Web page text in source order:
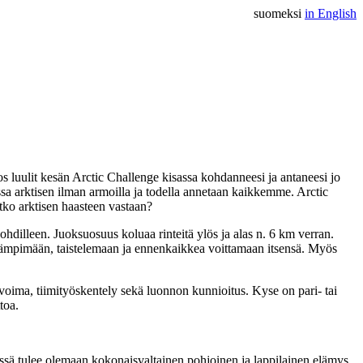
suomeksi in English
luulit kesän Arctic Challenge kisassa kohdanneesi ja antaneesi jo
arktisen ilman armoilla ja todella annetaan kaikkemme. Arctic
arktisen haasteen vastaan?
Juoksuosuus koluaa rinteitä ylös ja alas n. 6 km verran.
taistelemaan ja ennenkaikkea voittamaan itsensä. Myös
tiimityöskentely sekä luonnon kunnioitus. Kyse on pari- tai
tulee olemaan kokonaisvaltainen pohjoinen ja lappilainen elämys,